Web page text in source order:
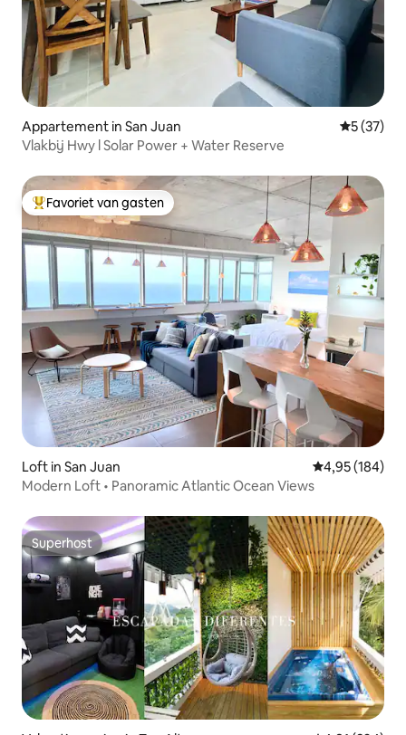
Appartement in San Juan
5 (37)
Vlakbij Hwy l Solar Power + Water Reserve
Topfavoriet van gasten
Favoriet van gasten
Loft in San Juan Gemiddelde
4,95 (184)
Modern Loft • Panoramic Atlantic Ocean Views
Superhost
Superhost